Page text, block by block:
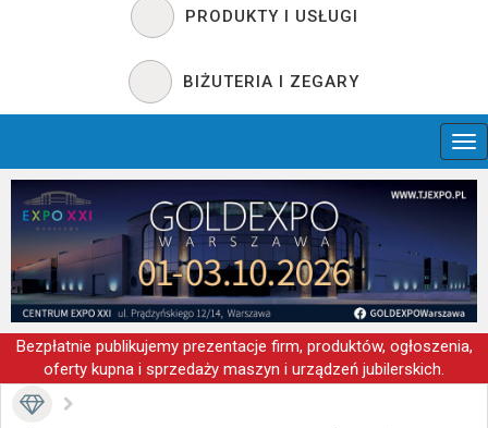
PRODUKTY I USŁUGI
BIŻUTERIA I ZEGARY
Bezpłatnie publikujemy prezentacje firm, produktów, ogłoszenia,
oferty kupna i sprzedaży maszyn i urządzeń jubilerskich.